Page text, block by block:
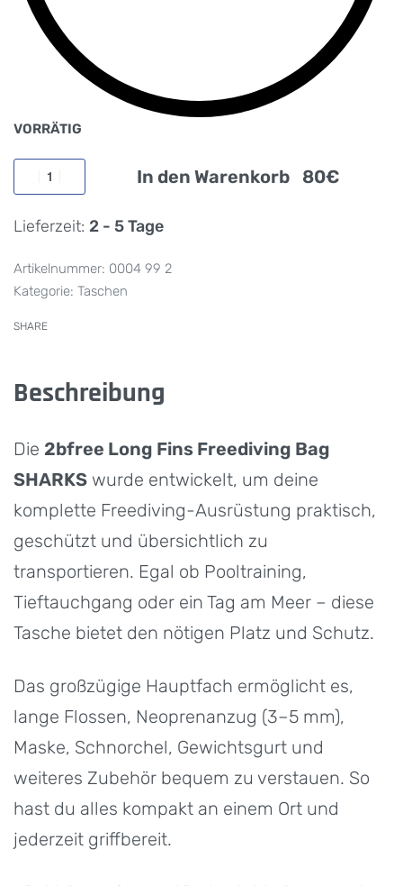
VORRÄTIG
In den Warenkorb
Lieferzeit: 2 - 5 Tage
0004 99 2
Kategorie: Taschen
SHARE
Beschreibung
Die 2bfree Long Fins Freediving Bag
SHARKS wurde entwickelt, um deine
komplette Freediving-Ausrüstung praktisch,
geschützt und übersichtlich zu
transportieren. Egal ob Pooltraining,
Tieftauchgang oder ein Tag am Meer – diese
Tasche bietet den nötigen Platz und Schutz.
Das großzügige Hauptfach ermöglicht es,
lange Flossen, Neoprenanzug (3–5 mm),
Maske, Schnorchel, Gewichtsgurt und
weiteres Zubehör bequem zu verstauen. So
hast du alles kompakt an einem Ort und
jederzeit griffbereit.